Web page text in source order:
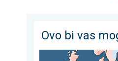
Ovo bi vas
Izražen vremenski